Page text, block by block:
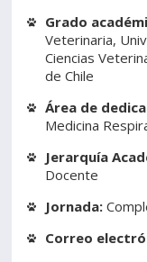
Grado
Veterinaria,
Ciencias
de Chile
Área de
Medicina
Jerarquía
Docente
Jornada:
Correo